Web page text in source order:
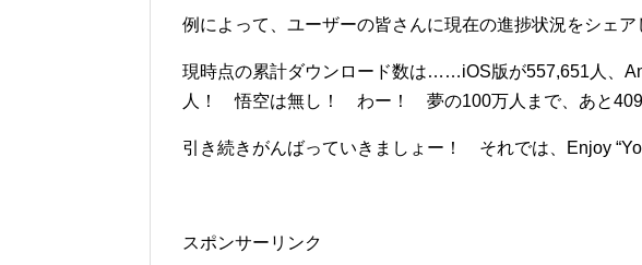
例によって、ユーザーの皆さんに現在の進捗状況をシェア
現時点の累計ダウンロード数は……iOS版が557,651人、
人！ 悟空は無し！ わー！ 夢の100万人まで、あと
引き続きがんばっていきましょー！ それでは、Enjoy
スポンサーリンク